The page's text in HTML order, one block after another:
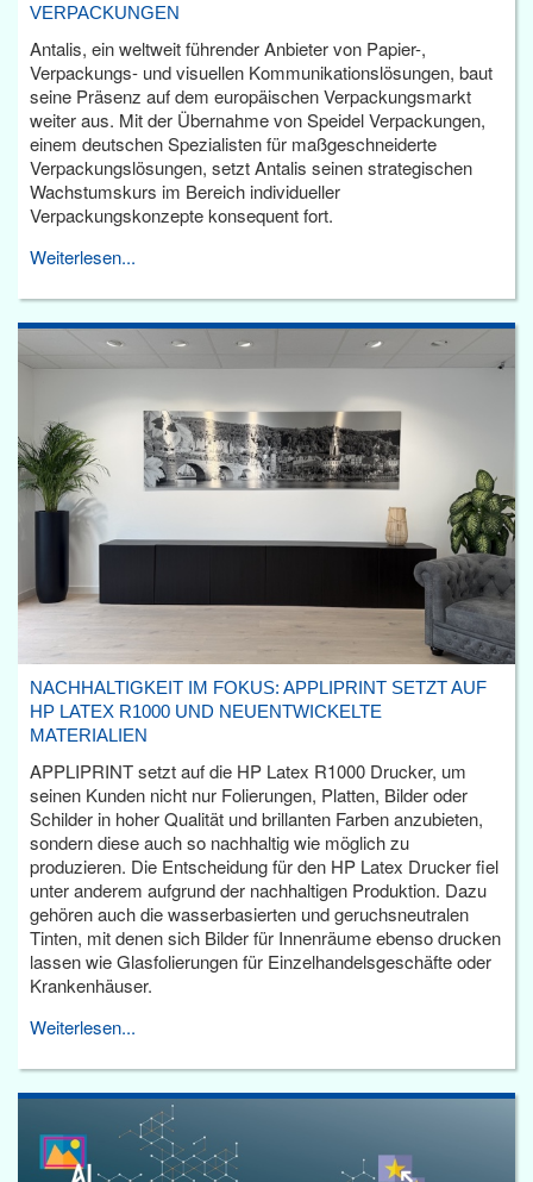
VERPACKUNGEN
Antalis, ein weltweit führender Anbieter von Papier-,
Verpackungs- und visuellen Kommunikationslösungen, baut
seine Präsenz auf dem europäischen Verpackungsmarkt
weiter aus. Mit der Übernahme von Speidel Verpackungen,
einem deutschen Spezialisten für maßgeschneiderte
Verpackungslösungen, setzt Antalis seinen strategischen
Wachstumskurs im Bereich individueller
Verpackungskonzepte konsequent fort.
Weiterlesen...
NACHHALTIGKEIT IM FOKUS: APPLIPRINT SETZT AUF
HP LATEX R1000 UND NEUENTWICKELTE
MATERIALIEN
APPLIPRINT setzt auf die HP Latex R1000 Drucker, um
seinen Kunden nicht nur Folierungen, Platten, Bilder oder
Schilder in hoher Qualität und brillanten Farben anzubieten,
sondern diese auch so nachhaltig wie möglich zu
produzieren. Die Entscheidung für den HP Latex Drucker fiel
unter anderem aufgrund der nachhaltigen Produktion. Dazu
gehören auch die wasserbasierten und geruchsneutralen
Tinten, mit denen sich Bilder für Innenräume ebenso drucken
lassen wie Glasfolierungen für Einzelhandelsgeschäfte oder
Krankenhäuser.
Weiterlesen...